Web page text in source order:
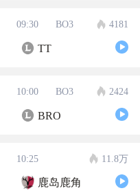
09:30 BO3 4181
TT
10:00 BO3 2424
BRO
10:25 11.8万
鹿岛鹿角